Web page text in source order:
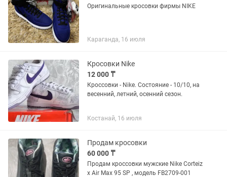
Оригинальные кросовки фирмы NIKE
Караганда, 16 июля
Кросовки Nike
12 000 ₸
Кроссовки - Nike. Состояние - 10/10, на
весенний, летний, осенний сезон.
Костанай, 16 июля
Продам кросовки
60 000 ₸
Продам кроссовки мужские Nike Corteiz
x Air Max 95 SP , модель FB2709-001